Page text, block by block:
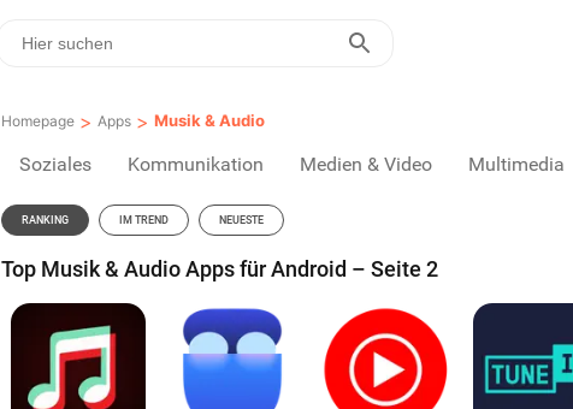
Homepage > Apps > Musik & Audio
Soziales Kommunikation Medien & Video Multimedia
RANKING IM TREND NEUESTE
Top Musik & Audio Apps für Android – Seite 2